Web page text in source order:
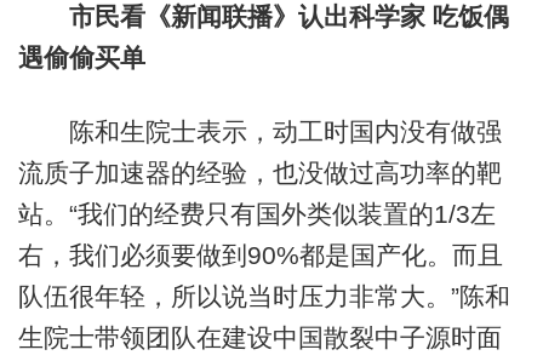
市民看《新闻联播》认出科学家 吃饭偶
遇偷偷买单
陈和生院士表示，动工时国内没有做强
流质子加速器的经验，也没做过高功率的靶
站。“我们的经费只有国外类似装置的1/3左
右，我们必须要做到90%都是国产化。而且
队伍很年轻，所以说当时压力非常大。”陈和
生院士带领团队在建设中国散裂中子源时面